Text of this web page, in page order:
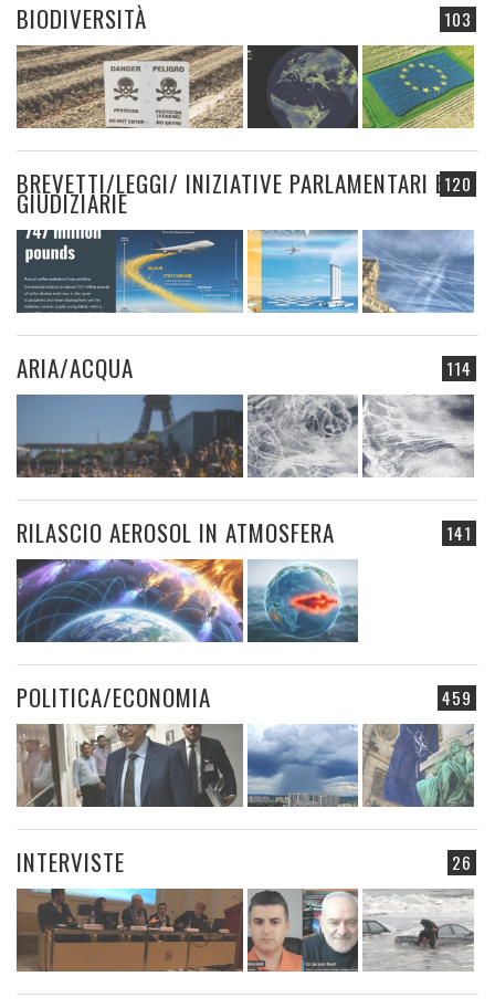
103
BIODIVERSITÀ
120
BREVETTI/LEGGI/ INIZIATIVE PARLAMENTARI E
GIUDIZIARIE
114
ARIA/ACQUA
141
RILASCIO AEROSOL IN ATMOSFERA
459
POLITICA/ECONOMIA
26
INTERVISTE